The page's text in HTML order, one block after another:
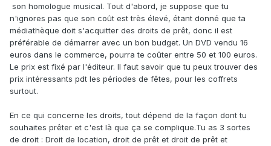
son homologue musical. Tout d'abord, je suppose que tu
n'ignores pas que son coût est très élevé, étant donné que ta
médiathèque doit s'acquitter des droits de prêt, donc il est
préférable de démarrer avec un bon budget. Un DVD vendu 16
euros dans le commerce, pourra te coûter entre 50 et 100 euros.
Le prix est fixé par l'éditeur. Il faut savoir que tu peux trouver des
prix intéressants pdt les périodes de fêtes, pour les coffrets
surtout.
En ce qui concerne les droits, tout dépend de la façon dont tu
souhaites prêter et c'est là que ça se complique.Tu as 3 sortes
de droit : Droit de location, droit de prêt et droit de prêt et